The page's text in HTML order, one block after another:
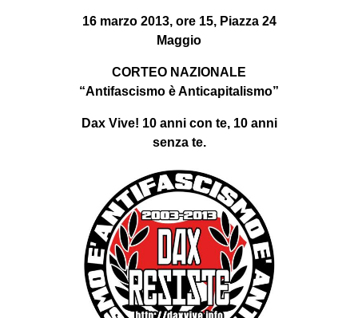
GENERI
MIGRAZIONI
PRECARIATO
ARTE
CINEMA
MANIFESTI
MUSICA
RECENSIONI
16 marzo 2013, ore 15, Piazza 24
Maggio
CORTEO NAZIONALE
“Antifascismo è Anticapitalismo”
Dax Vive! 10 anni con te, 10 anni
senza te.